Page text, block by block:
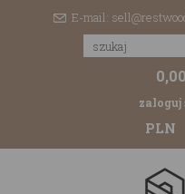
E-mail:
zaloguj
PLN